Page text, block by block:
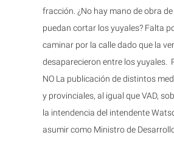
fracción. ¿No hay mano de obra
puedan cortar los yuyales? Falta
caminar por la calle dado que la
desaparecieron entre los yuyales.
NO La publicación de distintos
y provinciales, al igual que VAD,
la intendencia del intendente
asumir como Ministro de